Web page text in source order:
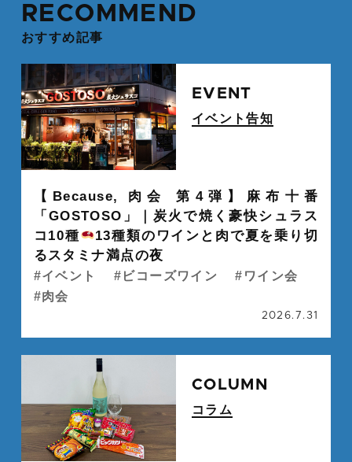
RECOMMEND
おすすめ記事
EVENT
イベント告知
【Because, 肉会 第4弾】麻布十番
「GOSTOSO」｜炭火で焼く豪快シュラス
コ10種
13種類のワインと肉で夏を乗り切
るスタミナ満点の夜
イベント ビコーズワイン
ワイン会
肉会
2026.7.31
COLUMN
コラム